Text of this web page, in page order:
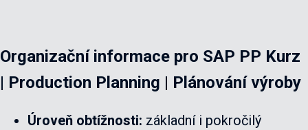
Organizační informace pro SAP PP Kurz
| Production Planning | Plánování výroby
Úroveň obtížnosti: základní i pokročilý